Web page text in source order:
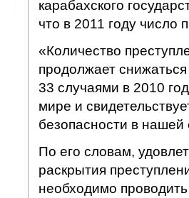
карабахского
что в 2011 году число
«Количество
продолжает
33 случаями в 2010
мире и
безопасности в
По его словам,
раскрытия
необходимо